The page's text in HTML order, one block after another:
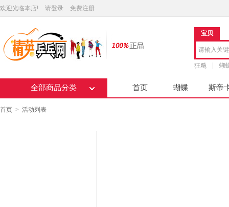
欢迎光临本店! 请登录 免费注册
宝贝
狂飚 蝴
全部商品分类 首页 蝴蝶 斯帝
首页 > 活动列表